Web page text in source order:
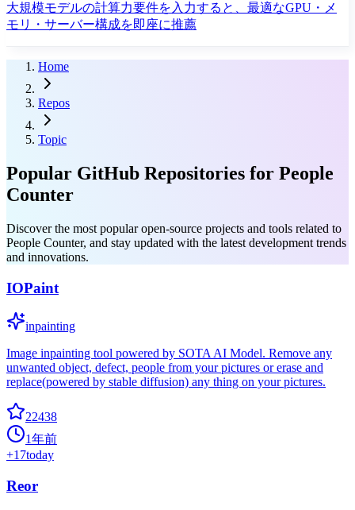
大規模モデルの計算力要件を入力すると、最適なGPU・メ
モリ・サーバー構成を即座に推薦
Home
Repos
Topic
Popular GitHub Repositories for People
Counter
Discover the most popular open-source projects and tools related to
People Counter, and stay updated with the latest development trends
and innovations.
IOPaint
inpainting
Image inpainting tool powered by SOTA AI Model. Remove any
unwanted object, defect, people from your pictures or erase and
replace(powered by stable diffusion) any thing on your pictures.
22438
1年前
+17today
Reor